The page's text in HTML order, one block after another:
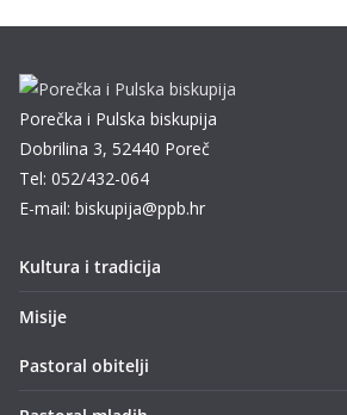
Porečka i Pulska biskupija
Dobrilina 3, 52440 Poreč
Tel: 052/432-064
E-mail: biskupija@ppb.hr
Kultura i tradicija
Misije
Pastoral obitelji